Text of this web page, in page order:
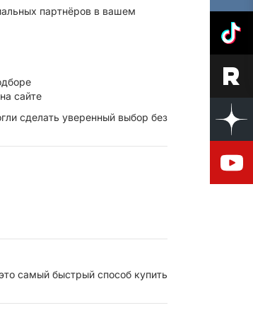
партнёров в вашем
сайте
сделать уверенный выбор без
самый быстрый способ купить